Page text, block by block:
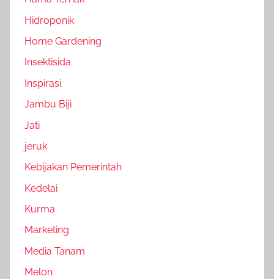
Hidroponik
Home Gardening
Insektisida
Inspirasi
Jambu Biji
Jati
jeruk
Kebijakan Pemerintah
Kedelai
Kurma
Marketing
Media Tanam
Melon